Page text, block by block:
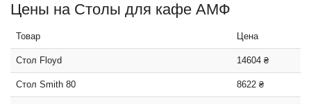
Цены на Столы для кафе АМФ
Товар Цена
Стол Floyd 14604 ₴
Стол Smith 80 8622 ₴